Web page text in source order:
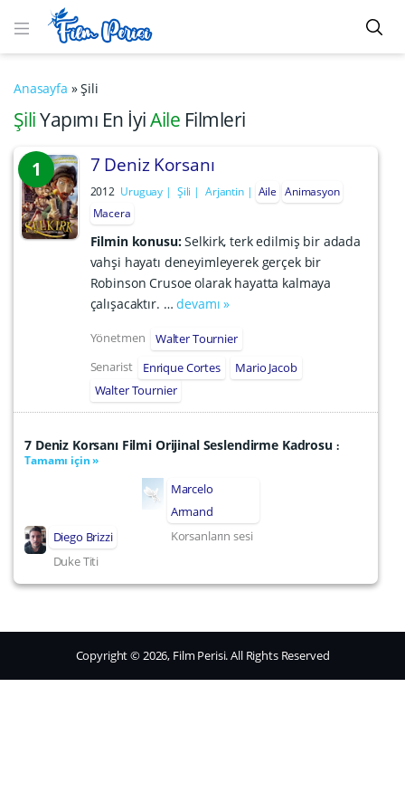
Anasayfa »Şili
ŞiliYapımı En İyiAile Filmleri
1 7 Deniz Korsanı
2012 Uruguay Şili Arjantin Aile Animasyon
Macera
Filmin konusu:Selkirk, terk edilmiş bir adada
vahşi hayatı deneyimleyerek gerçek bir
Robinson Crusoe olarak hayatta kalmaya
çalışacaktır. …devamı »
Yönetmen
Walter Tournier
Senarist
Enrique Cortes
Mario Jacob
Walter Tournier
7 Deniz Korsanı Filmi Orijinal Seslendirme Kadrosu :
Tamamı için »
Diego Brizzi
Duke Titi
Marcelo
Armand
Korsanların sesi
Copyright © 2026, Film Perisi. All Rights Reserved